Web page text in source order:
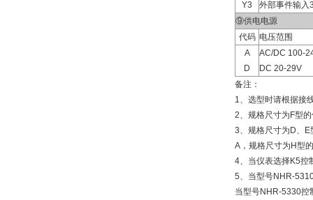
Y3
外部事件输入
⑨供电电源
代码 电压范围
A
D
AC/DC 100-
DC 20-29V
备注：
1、选型时请根据接
2、规格尺寸为F型
3、规格尺寸为D、
A，规格尺寸为H型
4、当仪表选择K5控
5、当型号NHR-
当型号NHR-5330控